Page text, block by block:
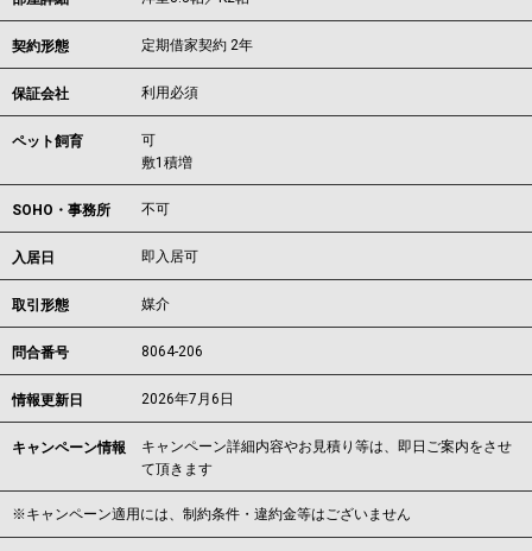
契約形態 定期借家契約 2年
保証会社 利用必須
ペット飼育
可
敷1積増
SOHO・事務所 不可
入居日 即入居可
取引形態 媒介
問合番号 8064-206
情報更新日 2026年7月6日
キャンペーン情報
キャンペーン詳細内容やお見積り等は、即日ご案内をさせ
て頂きます
※キャンペーン適用には、制約条件・違約金等はございません